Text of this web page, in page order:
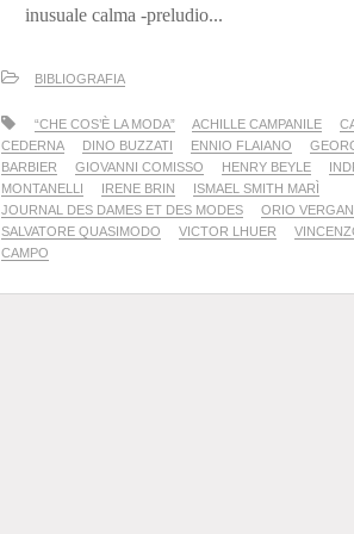
inusuale calma -preludio...
BIBLIOGRAFIA
“CHE COS’È LA MODA” ACHILLE CAMPANILE
CEDERNA
DINO BUZZATI ENNIO FLAIANO
BARBIER
GIOVANNI COMISSO HENRY BEYLE
MONTANELLI
IRENE BRIN
ISMAEL SMITH MARÌ
JOURNAL DES DAMES ET DES MODES
ORIO
SALVATORE QUASIMODO
VICTOR LHUER
CAMPO